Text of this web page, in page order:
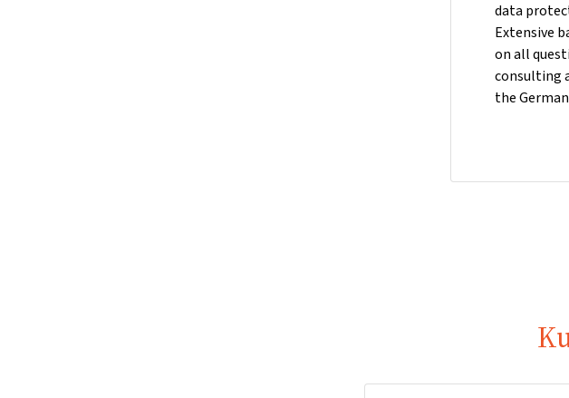
data
Extensive
on all
consulting
the